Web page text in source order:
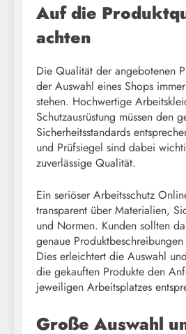
Auf die
achten
Die Qualität der angebotenen
der Auswahl eines Shops
stehen. Hochwertige
Schutzausrüstung müssen den
Sicherheitsstandards
und Prüfsiegel sind dabei
zuverlässige Qualität.
Ein seriöser Arbeitsschutz
transparent über Materialien,
und Normen. Kunden sollten
genaue
Dies erleichtert die Auswahl
die gekauften Produkte den
jeweiligen Arbeitsplatzes
Große Auswahl